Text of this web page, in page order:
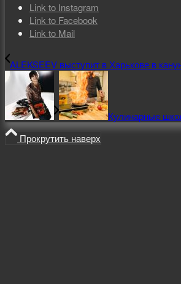
Link to Instagram
Link to Facebook
Link to Mail
ALEKSEEV выступит в Харькове в
Кулинарные
Прокрутить наверх